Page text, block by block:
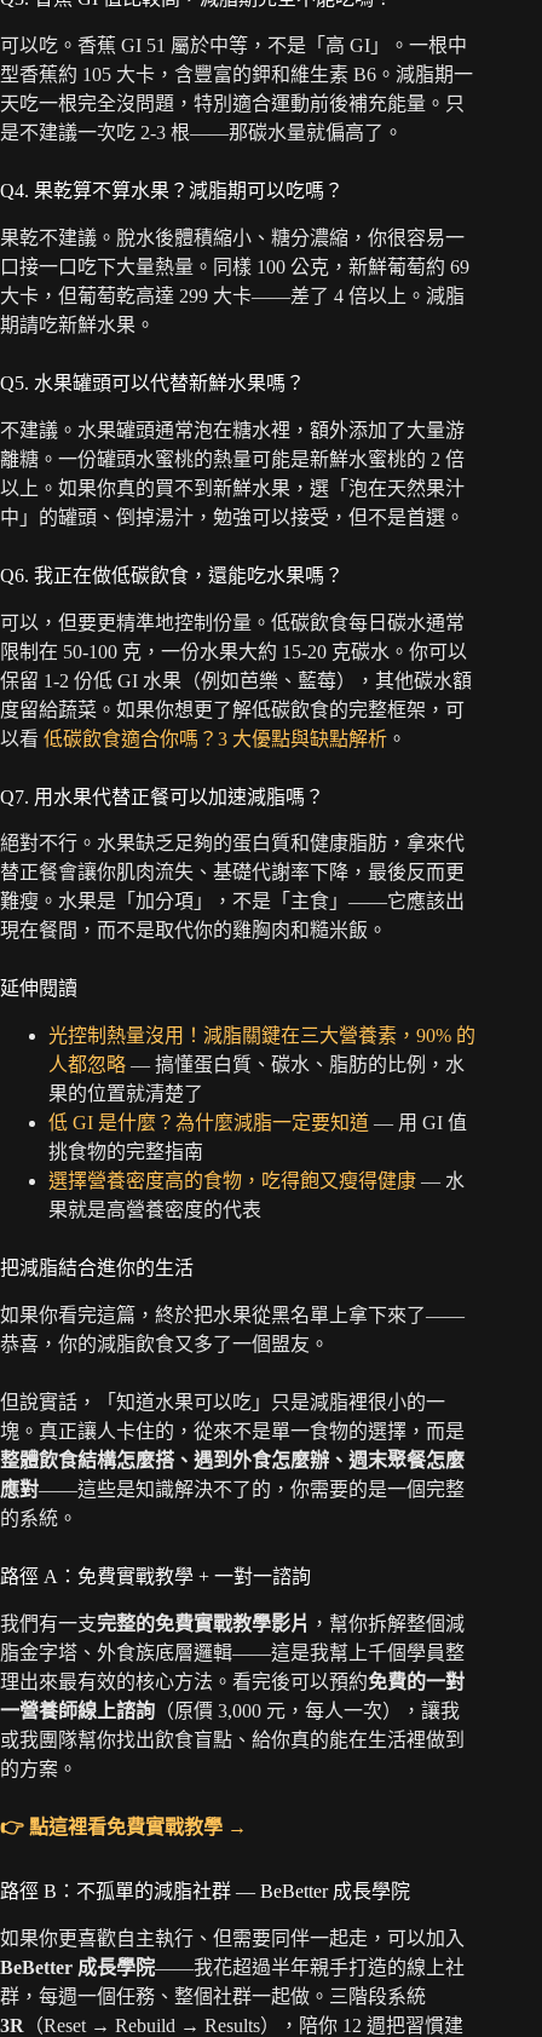
可以吃。香蕉 GI 51 屬於中等，不是「高 GI」。一根中
型香蕉約 105 大卡，含豐富的鉀和維生素 B6。減脂期一
天吃一根完全沒問題，特別適合運動前後補充能量。只
是不建議一次吃 2-3 根——那碳水量就偏高了。
Q4. 果乾算不算水果？減脂期可以吃嗎？
果乾不建議。脫水後體積縮小、糖分濃縮，你很容易一
口接一口吃下大量熱量。同樣 100 公克，新鮮葡萄約 69
大卡，但葡萄乾高達 299 大卡——差了 4 倍以上。減脂
期請吃新鮮水果。
Q5. 水果罐頭可以代替新鮮水果嗎？
不建議。水果罐頭通常泡在糖水裡，額外添加了大量游
離糖。一份罐頭水蜜桃的熱量可能是新鮮水蜜桃的 2 倍
以上。如果你真的買不到新鮮水果，選「泡在天然果汁
中」的罐頭、倒掉湯汁，勉強可以接受，但不是首選。
Q6. 我正在做低碳飲食，還能吃水果嗎？
可以，但要更精準地控制份量。低碳飲食每日碳水通常
限制在 50-100 克，一份水果大約 15-20 克碳水。你可以
保留 1-2 份低 GI 水果（例如芭樂、藍莓），其他碳水額
度留給蔬菜。如果你想更了解低碳飲食的完整框架，可
以看 低碳飲食適合你嗎？3 大優點與缺點解析 。
Q7. 用水果代替正餐可以加速減脂嗎？
絕對不行。水果缺乏足夠的蛋白質和健康脂肪，拿來代
替正餐會讓你肌肉流失、基礎代謝率下降，最後反而更
難瘦。水果是「加分項」，不是「主食」——它應該出
現在餐間，而不是取代你的雞胸肉和糙米飯。
延伸閱讀
光控制熱量沒用！減脂關鍵在三大營養素，90% 的
人都忽略 — 搞懂蛋白質、碳水、脂肪的比例，水
果的位置就清楚了
低 GI 是什麼？為什麼減脂一定要知道 — 用 GI 值
挑食物的完整指南
選擇營養密度高的食物，吃得飽又瘦得健康 — 水
果就是高營養密度的代表
把減脂結合進你的生活
如果你看完這篇，終於把水果從黑名單上拿下來了——
恭喜，你的減脂飲食又多了一個盟友。
但說實話，「知道水果可以吃」只是減脂裡很小的一
塊。真正讓人卡住的，從來不是單一食物的選擇，而是
整體飲食結構怎麼搭、遇到外食怎麼辦、週末聚餐怎麼
應對——這些是知識解決不了的，你需要的是一個完整
的系統。
路徑 A：免費實戰教學 + 一對一諮詢
我們有一支完整的免費實戰教學影片 ，幫你拆解整個減
脂金字塔、外食族底層邏輯——這是我幫上千個學員整
理出來最有效的核心方法。看完後可以預約免費的一對
一營養師線上諮詢 （原價 3,000 元，每人一次），讓我
或我團隊幫你找出飲食盲點、給你真的能在生活裡做到
的方案。
👉 點這裡看免費實戰教學 →
路徑 B：不孤單的減脂社群 — BeBetter 成長學院
如果你更喜歡自主執行、但需要同伴一起走，可以加入
BeBetter 成長學院——我花超過半年親手打造的線上社
群，每週一個任務、整個社群一起做。三階段系統
3R （Reset → Rebuild → Results），陪你 12 週把習慣建